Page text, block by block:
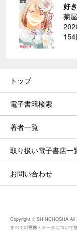
好
菊
154
トップ
電子書籍検索
著者一覧
取り扱い電子書店一
お問い合わせ
Copyright © SHINCHOSHA All
すべての画像・データについて